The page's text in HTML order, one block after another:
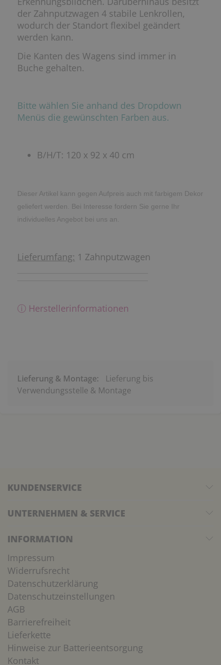
der Zahnputzwagen 4 stabile Lenkrollen,
wodurch der Standort flexibel geändert
werden kann.
Die Kanten des Wagens sind immer in
Buche gehalten.
Bitte wählen Sie anhand des Dropdown
Menüs die gewünschten Farben aus.
B/H/T: 120 x 92 x 40 cm
Dieser Artikel kann gegen Aufpreis auch mit farbigem Dekor
geliefert werden. Bei Interesse fordern Sie gerne Ihr
individuelles Angebot bei uns an.
Lieferumfang: 1 Zahnputzwagen
ⓘ Herstellerinformationen
Lieferung & Montage:
Lieferung bis
Verwendungsstelle & Montage
KUNDENSERVICE
UNTERNEHMEN & SERVICE
INFORMATION
Impressum
Widerrufsrecht
Datenschutzerklärung
Datenschutzeinstellungen
AGB
Barrierefreiheit
Lieferkette
Hinweise zur Batterieentsorgung
Kontakt